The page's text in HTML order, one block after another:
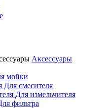
Аксессуары
мойки
Для смесителя
Для измельчителя
фильтра